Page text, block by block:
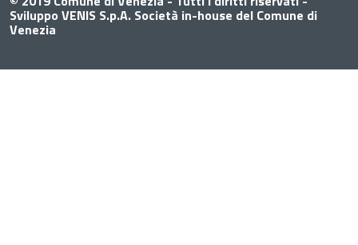
Sviluppo VENIS S.p.A. Società in-house del Comune di
Venezia